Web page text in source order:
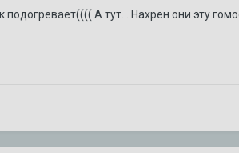
А тут... Нахрен они эту